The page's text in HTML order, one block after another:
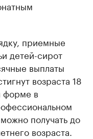
приемные
детей-сирот
выплаты
возраста 18
форме в
получать до
возраста.